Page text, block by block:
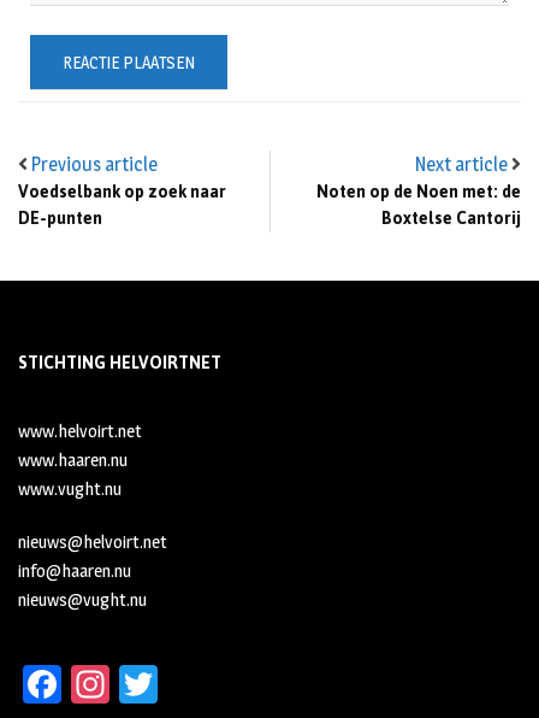
Previous article
Voedselbank op zoek naar
DE-punten
Next article
Noten op de Noen met: de
Boxtelse Cantorij
STICHTING HELVOIRTNET
www.helvoirt.net
www.haaren.nu
www.vught.nu
nieuws@helvoirt.net
info@haaren.nu
nieuws@vught.nu
Fa In